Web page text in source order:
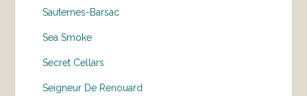
Sauternes-Barsac
Sea Smoke
Secret Cellars
Seigneur De Renouard